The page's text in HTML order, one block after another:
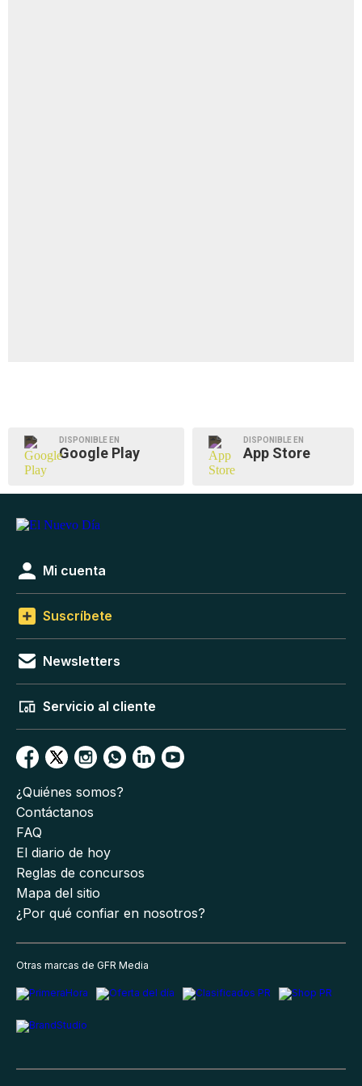
DISPONIBLE EN
Google Play
DISPONIBLE EN
App Store
Mi cuenta
Suscríbete
Newsletters
Servicio al cliente
¿Quiénes somos?
Contáctanos
FAQ
El diario de hoy
Reglas de concursos
Mapa del sitio
¿Por qué confiar en nosotros?
Otras marcas de GFR Media